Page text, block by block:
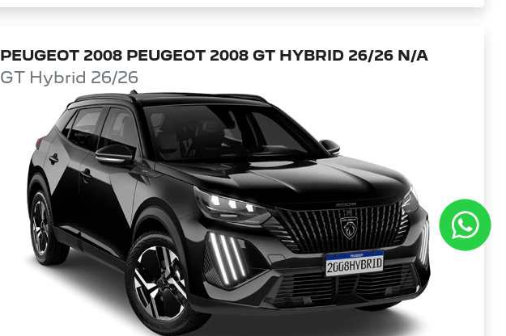
PEUGEOT 2008 PEUGEOT 2008 GT HYBRID 26/26 N/A
GT Hybrid 26/26